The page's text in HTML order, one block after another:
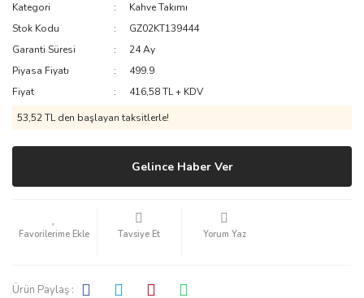
Kategori
Kahve Takımı
Stok Kodu
GZ02KT139444
Garanti Süresi
24 Ay
Piyasa Fiyatı
499.9
Fiyat
416,58 TL + KDV
53,52 TL den başlayan taksitlerle!
Gelince Haber Ver
Tavsiye Et Yorum Yaz
Ürün Paylaş :